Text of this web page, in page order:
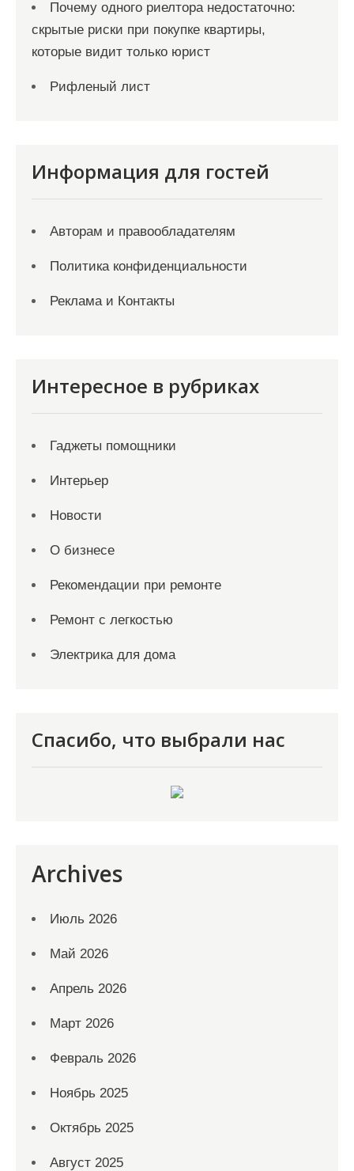
Почему одного риелтора недостаточно:
скрытые риски при покупке квартиры,
которые видит только юрист
Рифленый лист
Информация для гостей
Авторам и правообладателям
Политика конфиденциальности
Реклама и Контакты
Интересное в рубриках
Гаджеты помощники
Интерьер
Новости
О бизнесе
Рекомендации при ремонте
Ремонт с легкостью
Электрика для дома
Спасибо, что выбрали нас
Archives
Июль 2026
Май 2026
Апрель 2026
Март 2026
Февраль 2026
Ноябрь 2025
Октябрь 2025
Август 2025